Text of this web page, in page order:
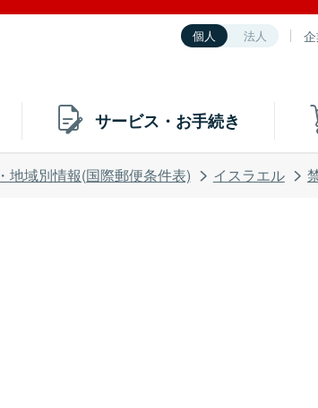
個人 法人
サービス・お手続き
地域別情報(国際郵便条件表) イスラエル